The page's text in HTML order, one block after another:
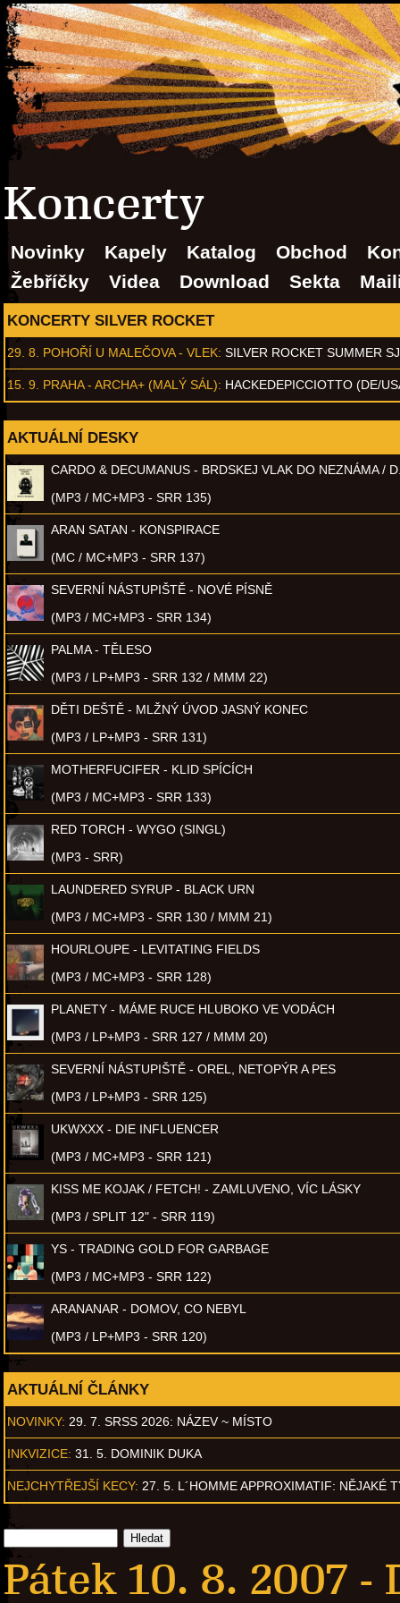
Koncerty
Novinky Kapely Katalog Obchod
Žebříčky
Videa Download Sekta
KONCERTY SILVER ROCKET
29. 8. POHOŘÍ U MALEČOVA - VLEK: SILVER ROCKET SUMMER
15. 9. PRAHA - ARCHA+ (MALÝ SÁL): HACKEDEPICCIOTTO (DE/
AKTUÁLNÍ DESKY
CARDO & DECUMANUS - BRDSKEJ VLAK DO NEZNÁMA /
(MP3 / MC+MP3 - SRR 135)
ARAN SATAN - KONSPIRACE
(MC / MC+MP3 - SRR 137)
SEVERNÍ NÁSTUPIŠTĚ - NOVÉ PÍSNĚ
(MP3 / MC+MP3 - SRR 134)
PALMA - TĚLESO
(MP3 / LP+MP3 - SRR 132 / MMM 22)
DĚTI DEŠTĚ - MLŽNÝ ÚVOD JASNÝ KONEC
(MP3 / LP+MP3 - SRR 131)
MOTHERFUCIFER - KLID SPÍCÍCH
(MP3 / MC+MP3 - SRR 133)
RED TORCH - WYGO (SINGL)
(MP3 - SRR)
LAUNDERED SYRUP - BLACK URN
(MP3 / MC+MP3 - SRR 130 / MMM 21)
HOURLOUPE - LEVITATING FIELDS
(MP3 / MC+MP3 - SRR 128)
PLANETY - MÁME RUCE HLUBOKO VE VODÁCH
(MP3 / LP+MP3 - SRR 127 / MMM 20)
SEVERNÍ NÁSTUPIŠTĚ - OREL, NETOPÝR A PES
(MP3 / LP+MP3 - SRR 125)
UKWXXX - DIE INFLUENCER
(MP3 / MC+MP3 - SRR 121)
KISS ME KOJAK / FETCH! - ZAMLUVENO, VÍC LÁSKY
(MP3 / SPLIT 12" - SRR 119)
YS - TRADING GOLD FOR GARBAGE
(MP3 / MC+MP3 - SRR 122)
ARANANAR - DOMOV, CO NEBYL
(MP3 / LP+MP3 - SRR 120)
AKTUÁLNÍ ČLÁNKY
NOVINKY: 29. 7. SRSS 2026: NÁZEV ~ MÍSTO
INKVIZICE: 31. 5. DOMINIK DUKA
NEJCHYTŘEJŠÍ KECY: 27. 5. L´HOMME APPROXIMATIF: NĚJAKÉ
Pátek 10. 8. 2007 -